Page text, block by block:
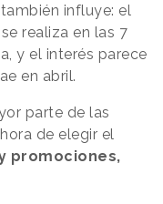
influye: el
realiza en las 7
y el interés parece
en abril.
parte de las
de elegir el
promociones,